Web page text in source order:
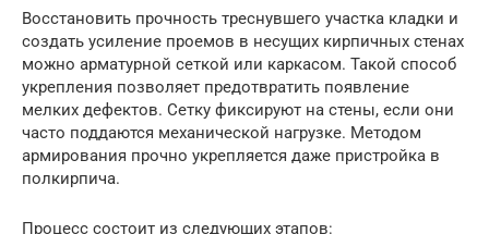
Восстановить прочность треснувшего участка кладки и
создать усиление проемов в несущих кирпичных стенах
можно арматурной сеткой или каркасом. Такой способ
укрепления позволяет предотвратить появление
мелких дефектов. Сетку фиксируют на стены, если они
часто поддаются механической нагрузке. Методом
армирования прочно укрепляется даже пристройка в
полкирпича.
Процесс состоит из следующих этапов: